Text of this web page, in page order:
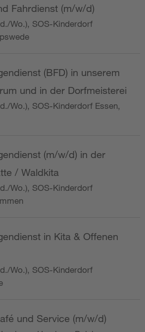
Fahrdienst (m/w/d)
Wo.), SOS-Kinderdorf
(BFD) in unserem
und in der Dorfmeisterei
Wo.), SOS-Kinderdorf Essen,
(m/w/d) in der
/ Waldkita
Wo.), SOS-Kinderdorf
in Kita & Offenen
Wo.), SOS-Kinderdorf
und Service (m/w/d)